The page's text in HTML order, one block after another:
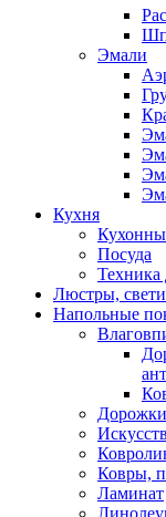
Эмали
Кухня
Посуда
Техника
Люстры,
Напольные
Дорожки
Ковры,
Ламинат